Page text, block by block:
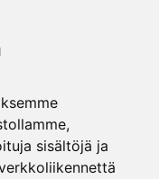
sisältöjä ja